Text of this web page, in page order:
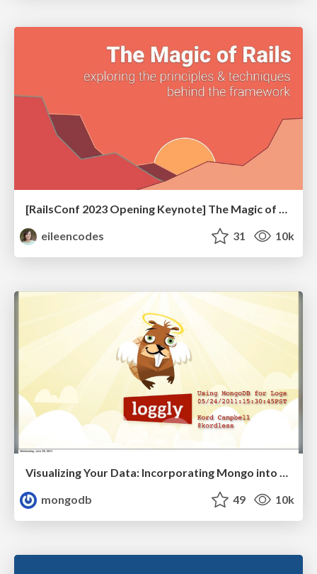
[RailsConf 2023 Opening Keynote] The Magic of Rails
eileencodes
31 10k
Visualizing Your Data: Incorporating Mongo into Loggly Infrastructure
mongodb
49 10k